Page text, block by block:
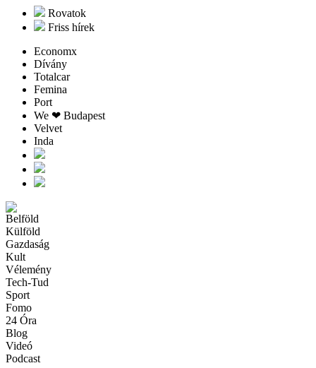
Rovatok
Friss hírek
Economx
Dívány
Totalcar
Femina
Port
We ❤︎ Budapest
Velvet
Inda
Belföld
Külföld
Gazdaság
Kult
Vélemény
Tech-Tud
Sport
Fomo
24 Óra
Blog
Videó
Podcast